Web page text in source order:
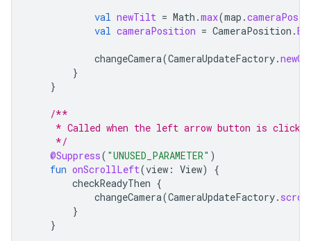
val newTilt = Math .max(map .
val cameraPosition = CameraPosition .
changeCamera(CameraUpdateFactory.
}
}
/**
* Called when the left arrow button is
     */
@Suppress( "UNUSED_PARAMETER" )
fun onScrollLeft(view : View)
{
checkReadyThen {
changeCamera(CameraUpdateFactory.
}
}